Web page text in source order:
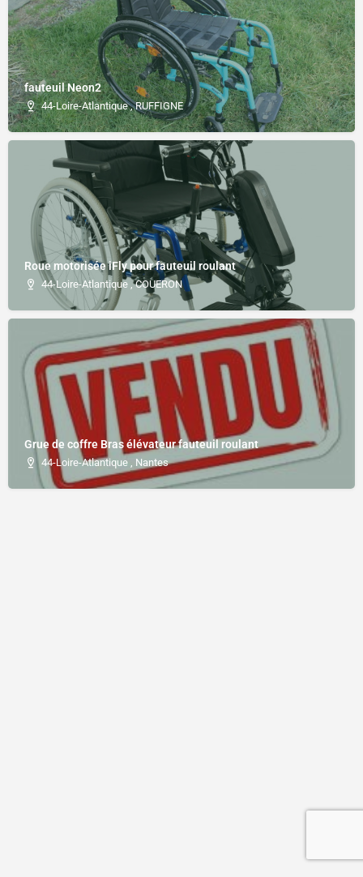
fauteuil Neon2
44-Loire-Atlantique , RUFFIGNE
Roue motorisée iFly pour fauteuil roulant
44-Loire-Atlantique , COUERON
Grue de coffre Bras élévateur fauteuil roulant
44-Loire-Atlantique , Nantes